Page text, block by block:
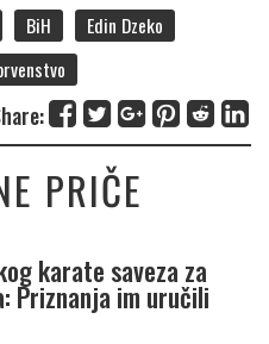
BiH
Edin Dzeko
PRIČE
karate saveza za
Priznanja im uručili